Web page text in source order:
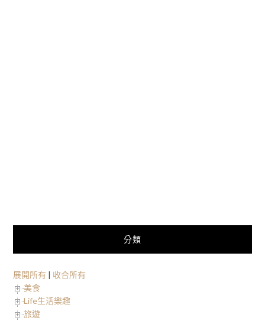
分類
展開所有 | 收合所有
美食
Life生活樂趣
旅遊